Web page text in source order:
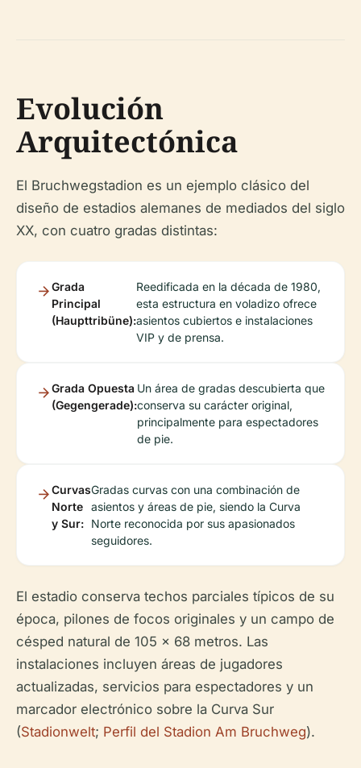
Evolución
Arquitectónica
El Bruchwegstadion es un ejemplo clásico del
diseño de estadios alemanes de mediados del siglo
XX, con cuatro gradas distintas:
Grada
Principal
(Haupttribüne):
Reedificada en la década de 1980,
esta estructura en voladizo ofrece
asientos cubiertos e instalaciones
VIP y de prensa.
Grada Opuesta
(Gegengerade):
Un área de gradas descubierta que
conserva su carácter original,
principalmente para espectadores
de pie.
Curvas
Norte
y Sur:
Gradas curvas con una combinación de
asientos y áreas de pie, siendo la Curva
Norte reconocida por sus apasionados
seguidores.
El estadio conserva techos parciales típicos de su
época, pilones de focos originales y un campo de
césped natural de 105 x 68 metros. Las
instalaciones incluyen áreas de jugadores
actualizadas, servicios para espectadores y un
marcador electrónico sobre la Curva Sur
(Stadionwelt; Perfil del Stadion Am Bruchweg).